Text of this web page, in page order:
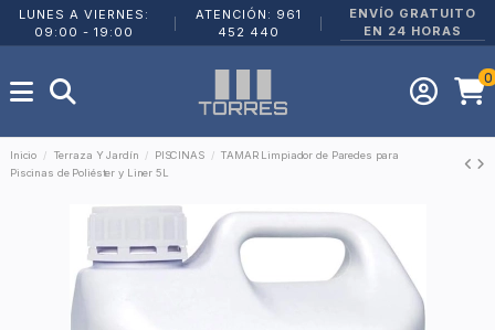
LUNES A VIERNES:
09:00 - 19:00
ATENCIÓN: 961
452 440
ENVÍO GRATUITO
EN 24 HORAS
0
Inicio Terraza Y Jardín PISCINAS
TAMAR Limpiador de Paredes para
Piscinas de Poliéster y Liner 5L